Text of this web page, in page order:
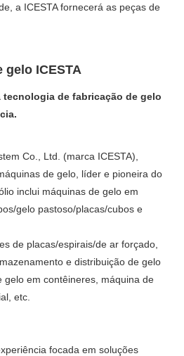
a ICESTA fornecerá as peças de
gelo ICESTA
tecnologia de fabricação de gelo
Co., Ltd. (marca ICESTA),
de gelo, líder e pioneira do
inclui máquinas de gelo em
gelo pastoso/placas/cubos e
de placas/espirais/de ar forçado,
e distribuição de gelo
gelo em contêineres, máquina de
etc.
focada em soluções